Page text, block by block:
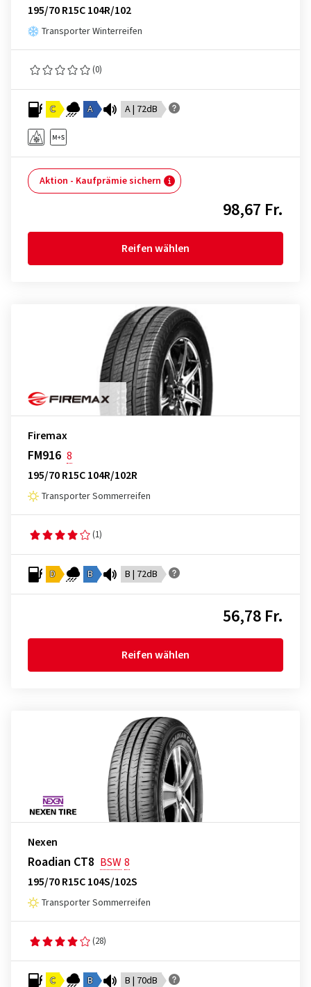
195/70 R15C 104R/102
Transporter Winterreifen
(0)
C A A | 72dB
Aktion - Kaufprämie sichern
98,67 Fr.
Reifen wählen
Firemax
FM916 8
195/70 R15C 104R/102R
Transporter Sommerreifen
(1)
D B B | 72dB
56,78 Fr.
Reifen wählen
Nexen
Roadian CT8 BSW8
195/70 R15C 104S/102S
Transporter Sommerreifen
(28)
C B B | 70dB